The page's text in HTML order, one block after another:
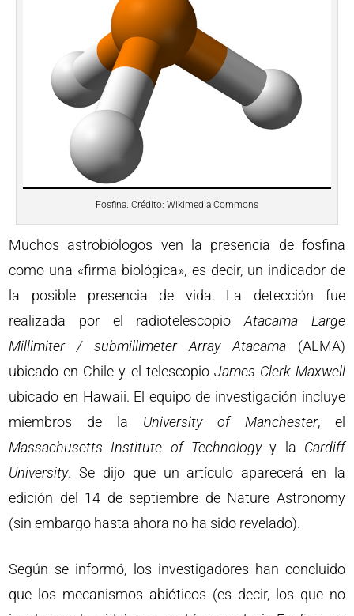
Fosfina. Crédito: Wikimedia Commons
Muchos astrobiólogos ven la presencia de fosfina
como una «firma biológica», es decir, un indicador de
la posible presencia de vida. La detección fue
realizada por el radiotelescopioAtacama Large
Millimiter / submillimeter Array Atacama(ALMA)
ubicado en Chile y el telescopio James Clerk Maxwell
ubicado en Hawaii. El equipo de investigación incluye
miembros de la University of Manchester, el
Massachusetts Institute of Technologyy la Cardiff
University. Se dijo que un artículo aparecerá en la
edición del 14 de septiembre de Nature Astronomy
(sin embargo hasta ahora no ha sido revelado).
Según se informó, los investigadores han concluido
que los mecanismos abióticos (es decir, los que no